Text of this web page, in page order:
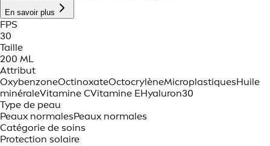
En savoir plus
FPS
30
Taille
200 ML
Attribut
OxybenzoneOctinoxateOctocrylèneMicroplastiquesHuile
minéraleVitamine CVitamine EHyaluron30
Type de peau
Peaux normalesPeaux normales
Catégorie de soins
Protection solaire